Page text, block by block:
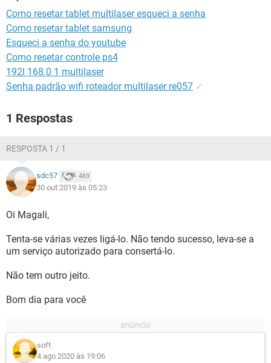
GUIA DE COMPRAS
Como resetar tablet multilaser esqueci a senha
Como resetar tablet samsung
Esqueci a senha do youtube
Como resetar controle ps4
192l 168.0 1 multilaser
Senha padrão wifi roteador multilaser re057 ✓
1 Respostas
RESPOSTA 1 / 1
sdc57 469
30 out 2019 às 05:23
Oi Magali,
Tenta-se várias vezes ligá-lo. Não tendo sucesso, leva-se a
um serviço autorizado para consertá-lo.
Não tem outro jeito.
Bom dia para você
soft
4 ago 2020 às 19:06